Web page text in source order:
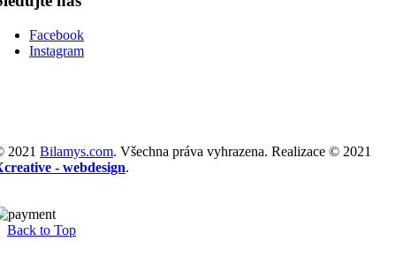
Facebook
Instagram
2021 Bilamys.com. Všechna práva vyhrazena. Realizace © 2021
- webdesign.
Back to Top